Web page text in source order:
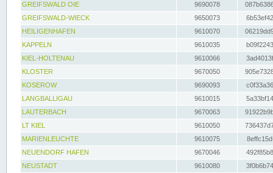
GREIFSWALD OIE
9690078
GREIFSWALD-WIECK
9650073
HEILIGENHAFEN
9610070
KAPPELN
9610035
KIEL-HOLTENAU
9610066
KLOSTER
9670050
KOSEROW
9690093
LANGBALLIGAU
9610015
LAUTERBACH
9670063
LT KIEL
9610050
MARIENLEUCHTE
9610075
NEUENDORF HAFEN
9670046
NEUSTADT
9610080